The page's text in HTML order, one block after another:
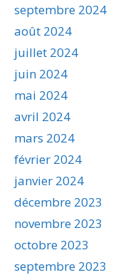
septembre 2024
août 2024
juillet 2024
juin 2024
mai 2024
avril 2024
mars 2024
février 2024
janvier 2024
décembre 2023
novembre 2023
octobre 2023
septembre 2023